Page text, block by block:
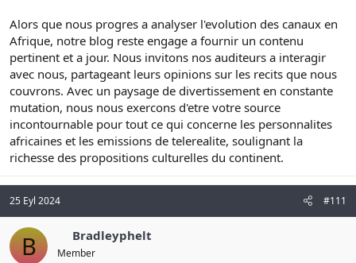
Alors que nous progres a analyser l'evolution des canaux en
Afrique, notre blog reste engage a fournir un contenu
pertinent et a jour. Nous invitons nos auditeurs a interagir
avec nous, partageant leurs opinions sur les recits que nous
couvrons. Avec un paysage de divertissement en constante
mutation, nous nous exercons d'etre votre source
incontournable pour tout ce qui concerne les personnalites
africaines et les emissions de telerealite, soulignant la
richesse des propositions culturelles du continent.
25 Eyl 2024 #111
B Bradleyphelt
Member